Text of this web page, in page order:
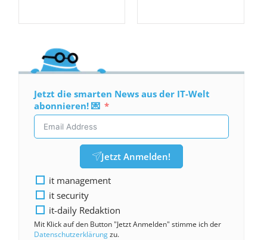
Jetzt die smarten News aus der IT-Welt
abonnieren! 💌
Jetzt Anmelden!
it management
it security
it-daily Redaktion
Mit Klick auf den Button "Jetzt Anmelden" stimme ich der
Datenschutzerklärungzu.